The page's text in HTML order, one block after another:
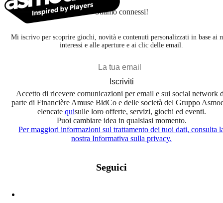
Stiamo connessi!
Mi iscrivo per scoprire giochi, novità e contenuti personalizzati in base ai
interessi e alle aperture e ai clic delle email.
Iscriviti
Accetto di ricevere comunicazioni per email e sui social network
parte di Financière Amuse BidCo e delle società del Gruppo
elencate quisulle loro offerte, servizi, giochi ed eventi.
Puoi cambiare idea in qualsiasi momento.
Per maggiori informazioni sul trattamento dei tuoi dati, consulta
nostra Informativa sulla privacy.
Seguici